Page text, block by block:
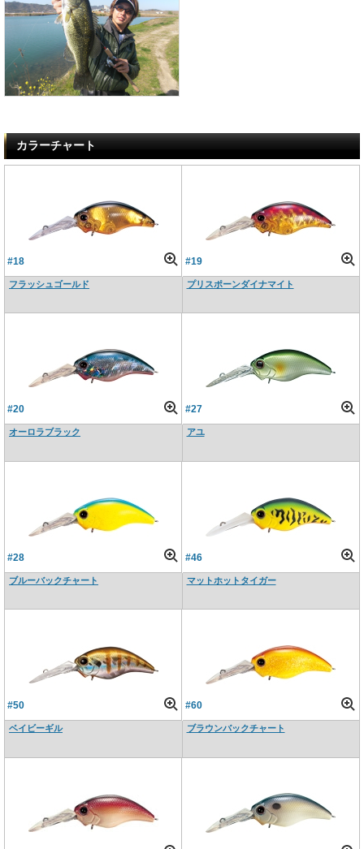
カラーチャート
#18
フラッシュゴールド
#19
プリスポーンダイナマイト
#20
オーロラブラック
#27
アユ
#28
ブルーバックチャート
#46
マットホットタイガー
#50
ベイビーギル
#60
ブラウンバックチャート